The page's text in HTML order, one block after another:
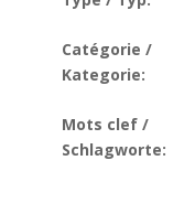
Catégorie /
Kategorie:
Mots clef /
Schlagworte: